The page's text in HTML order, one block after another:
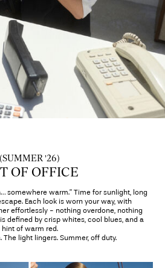
(SUMMER '26)
OF OFFICE
somewhere warm.” Time for sunlight, long
Each look is worn your way, with
effortlessly - nothing overdone, nothing
defined by crisp whites, cool blues, and a
hint of warm red.
The light lingers. Summer, off duty.